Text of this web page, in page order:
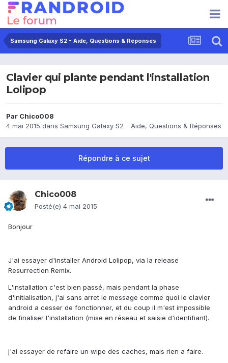
Samsung Galaxy S2 - Aide, Questions & Réponses
Clavier qui plante pendant l'installation
Lolipop
Par Chico008
4 mai 2015 dans Samsung Galaxy S2 - Aide, Questions & Réponses
Répondre à ce sujet
Chico008
Posté(e) 4 mai 2015
Bonjour
J'ai essayer d'installer Android Lolipop, via la release
Resurrection Remix.
L'installation c'est bien passé, mais pendant la phase
d'initialisation, j'ai sans arret le message comme quoi le clavier
android a cesser de fonctionner, et du coup il m'est impossible
de finaliser l'installation (mise en réseau et saisie d'identifiant).
j'ai essayer de refaire un wipe des caches, mais rien a faire.